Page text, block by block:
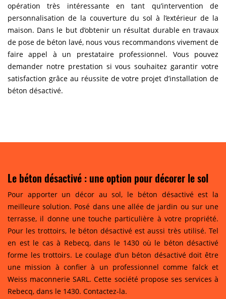
opération très intéressante en tant qu’intervention de
personnalisation de la couverture du sol à l’extérieur de la
maison. Dans le but d’obtenir un résultat durable en travaux
de pose de béton lavé, nous vous recommandons vivement de
faire appel à un prestataire professionnel. Vous pouvez
demander notre prestation si vous souhaitez garantir votre
satisfaction grâce au réussite de votre projet d’installation de
béton désactivé.
Le béton désactivé : une option pour décorer le sol
Pour apporter un décor au sol, le béton désactivé est la
meilleure solution. Posé dans une allée de jardin ou sur une
terrasse, il donne une touche particulière à votre propriété.
Pour les trottoirs, le béton désactivé est aussi très utilisé. Tel
en est le cas à Rebecq, dans le 1430 où le béton désactivé
forme les trottoirs. Le coulage d’un béton désactivé doit être
une mission à confier à un professionnel comme falck et
Weiss maconnerie SARL. Cette société propose ses services à
Rebecq, dans le 1430. Contactez-la.